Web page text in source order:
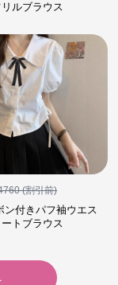
ルブラウス
(割引前)
ン付きパフ袖ウエス
ートブラウス